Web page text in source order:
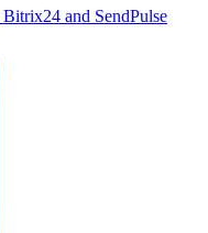
Bitrix24 and SendPulse